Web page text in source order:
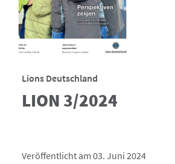
Lions Deutschland
LION 3/2024
Veröffentlicht am 03. Juni 2024